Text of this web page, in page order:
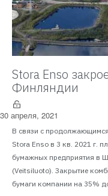
Stora Enso
Финляндии
30 апреля, 2021
В связи с
Stora Enso в 3 кв. 2021 г.
бумажных предприятия в
(Veitsiluoto). Закрытие
бумаги компании на 35%